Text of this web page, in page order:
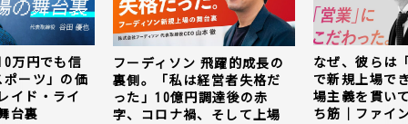
万円でも信
ーツ」の価
イド・ライ
台裏
フーディソン 飛躍的成長の
裏側。「私は経営者失格だ
った」10億円調達後の赤
字、コロナ禍、そして上場
なぜ、彼らは
で新規上場で
場主義を貫い
ち筋｜ファイ